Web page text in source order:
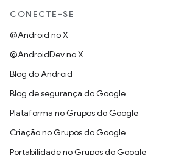
CONECTE-SE
@Android no X
@AndroidDev no X
Blog do Android
Blog de segurança do Google
Plataforma no Grupos do Google
Criação no Grupos do Google
Portabilidade no Grupos do Google